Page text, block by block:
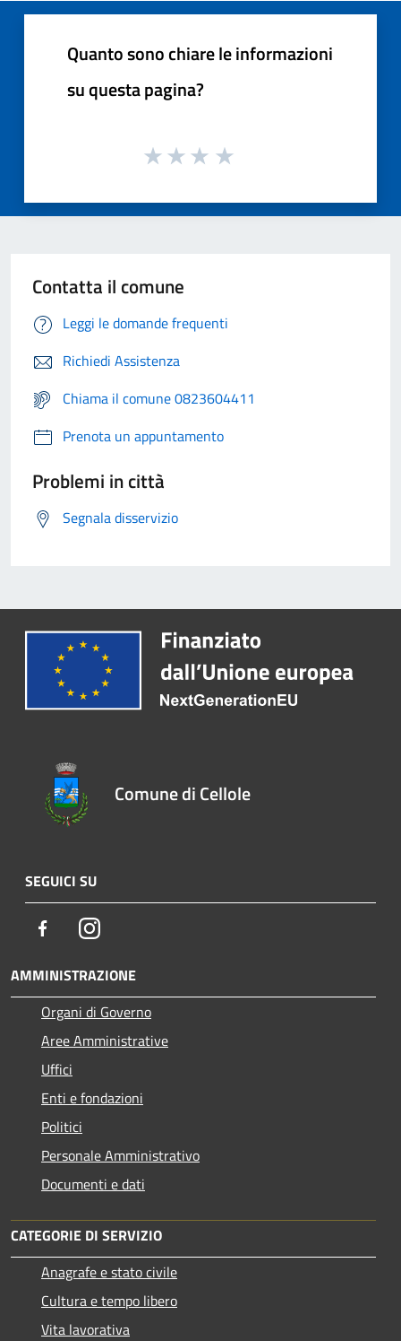
Quanto sono chiare le informazioni
su questa pagina?
Contatta il comune
Leggi le domande frequenti
Richiedi Assistenza
Chiama il comune 0823604411
Prenota un appuntamento
Problemi in città
Segnala disservizio
Comune di Cellole
SEGUICI SU
FacebookInstagram
AMMINISTRAZIONE
Organi di Governo
Aree Amministrative
Uffici
Enti e fondazioni
Politici
Personale Amministrativo
Documenti e dati
CATEGORIE DI SERVIZIO
Anagrafe e stato civile
Cultura e tempo libero
Vita lavorativa